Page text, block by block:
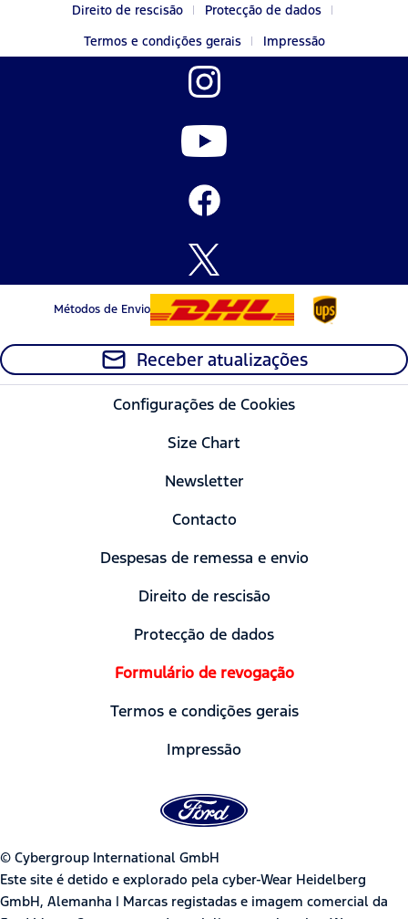
Direito de rescisão
Protecção de dados
Termos e condições gerais
Impressão
Métodos de Envio
Receber atualizações
Configurações de Cookies
Size Chart
Newsletter
Contacto
Despesas de remessa e envio
Direito de rescisão
Protecção de dados
Formulário de revogação
Termos e condições gerais
Impressão
© Cybergroup International GmbH
Este site é detido e explorado pela cyber-Wear Heidelberg
GmbH, Alemanha | Marcas registadas e imagem comercial da